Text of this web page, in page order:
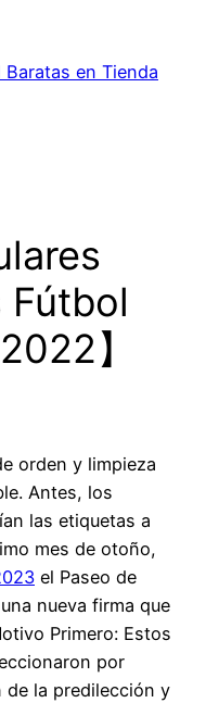
en Tienda
Fútbol
2022】
orden y limpieza
Antes, los
las etiquetas a
mes de otoño,
el Paseo de
nueva firma que
Primero: Estos
por
de la predilección y